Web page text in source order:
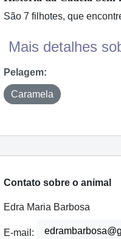
São 7 filhotes, que
Mais detalhes
Pelagem:
Caramela
Contato sobre o animal
Edra Maria Barbosa
E-mail: